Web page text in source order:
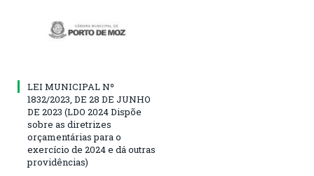
LEI MUNICIPAL Nº
1832/2023, DE 28 DE JUNHO
DE 2023 (LDO 2024 Dispõe
sobre as diretrizes
orçamentárias para o
exercício de 2024 e dá outras
providências)